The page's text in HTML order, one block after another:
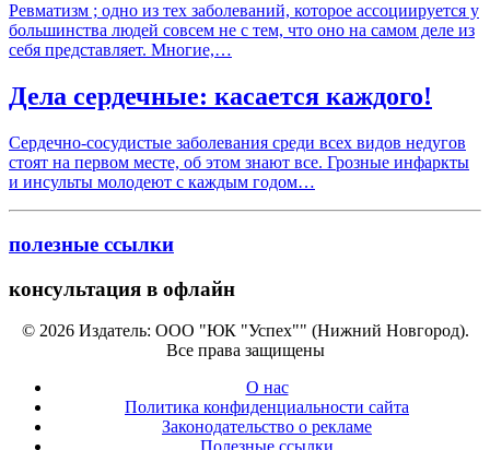
Ревматизм ; одно из тех заболеваний, которое ассоциируется у
большинства людей совсем не с тем, что оно на самом деле из
себя представляет. Многие,…
Дела сердечные: касается каждого!
Сердечно-сосудистые заболевания среди всех видов недугов
стоят на первом месте, об этом знают все. Грозные инфаркты
и инсульты молодеют с каждым годом…
полезные ссылки
консультация в офлайн
© 2026 Издатель: ООО "ЮК "Успех"" (Нижний Новгород).
Все права защищены
О нас
Политика конфиденциальности сайта
Законодательство о рекламе